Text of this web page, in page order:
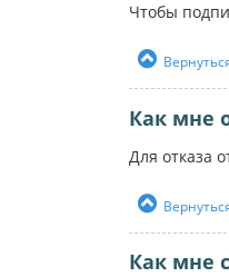
Чтобы
Как мне
Для отказа
Как мне